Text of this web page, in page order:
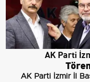
AK Parti
AK Parti İzmir İl